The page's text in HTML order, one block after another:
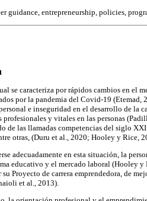
guidance, entrepreneurship, policies,
se caracteriza por rápidos cambios en el
por la pandemia del Covid-19
e inseguridad en el desarrollo de la
profesionales y vitales en las personas
de las llamadas competencias del siglo
otras, (Duru et al., 2020; Hooley y Rice,
adecuadamente en esta situación, la
educativo y el mercado laboral (Hooley
su Proyecto de carrera emprendedora, de
et al., 2013).